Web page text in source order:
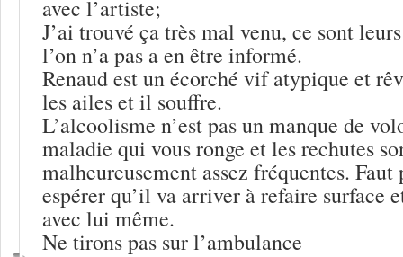
avec l’artiste;
J’ai trouvé ça très mal venu, ce sont
l’on n’a pas a en être informé.
Renaud est un écorché vif atypique et
les ailes et il souffre.
L’alcoolisme n’est pas un manque de
maladie qui vous ronge et les rechutes
malheureusement assez fréquentes.
espérer qu’il va arriver à refaire surface
avec lui même.
Ne tirons pas sur l’ambulance